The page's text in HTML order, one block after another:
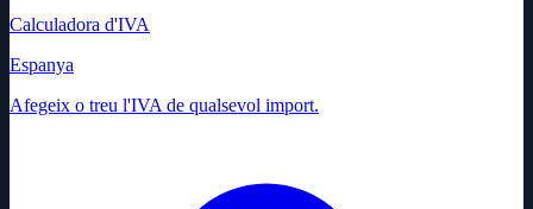
Calculadora d'IVA
Espanya
Afegeix o treu l'IVA de qualsevol import.